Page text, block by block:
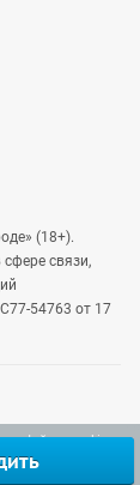
файлов cookie,
(18+).
связи,
54763 от 17